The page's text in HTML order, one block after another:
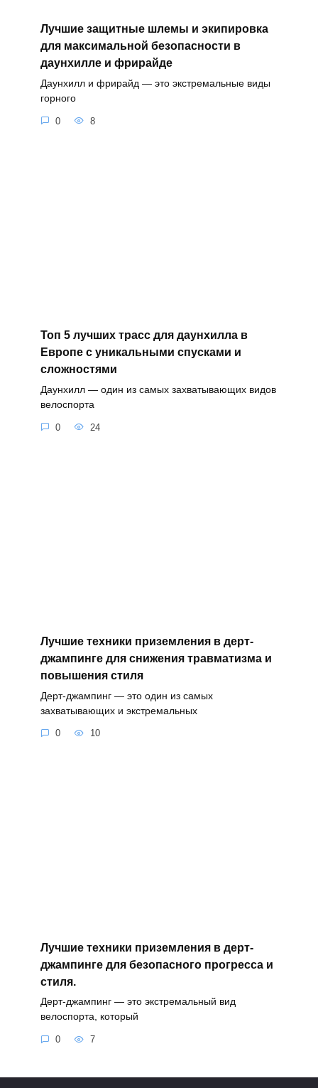
Лучшие защитные шлемы и экипировка
для максимальной безопасности в
даунхилле и фрирайде
Даунхилл и фрирайд — это экстремальные виды
горного
0 8
Топ 5 лучших трасс для даунхилла в
Европе с уникальными спусками и
сложностями
Даунхилл — один из самых захватывающих видов
велоспорта
0 24
Лучшие техники приземления в дерт-
джампинге для снижения травматизма и
повышения стиля
Дерт-джампинг — это один из самых
захватывающих и экстремальных
0 10
Лучшие техники приземления в дерт-
джампинге для безопасного прогресса и
стиля.
Дерт-джампинг — это экстремальный вид
велоспорта, который
0 7